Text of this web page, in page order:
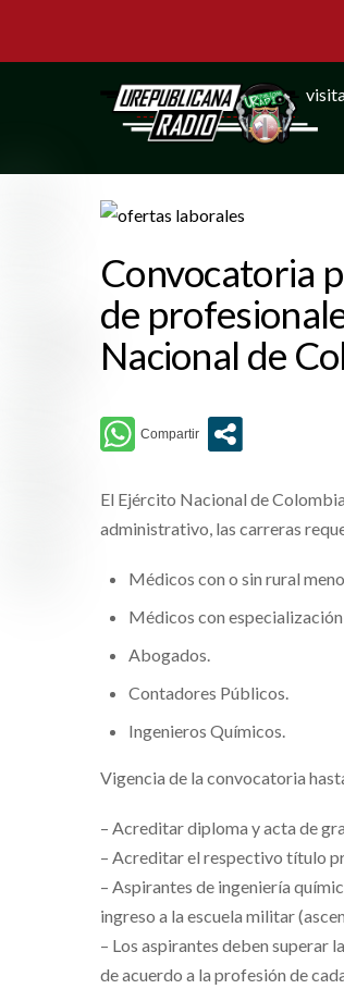
Convocatoria
de
Nacional de
El Ejército Nacional de
administrativo, las carreras
Médicos con o sin rural
Médicos con
Abogados.
Contadores Públicos.
Ingenieros Químicos.
Vigencia de la convocatoria
– Acreditar diploma y acta de
– Acreditar el respectivo título
– Aspirantes de ingeniería
ingreso a la escuela militar
– Los aspirantes deben superar
de acuerdo a la profesión de